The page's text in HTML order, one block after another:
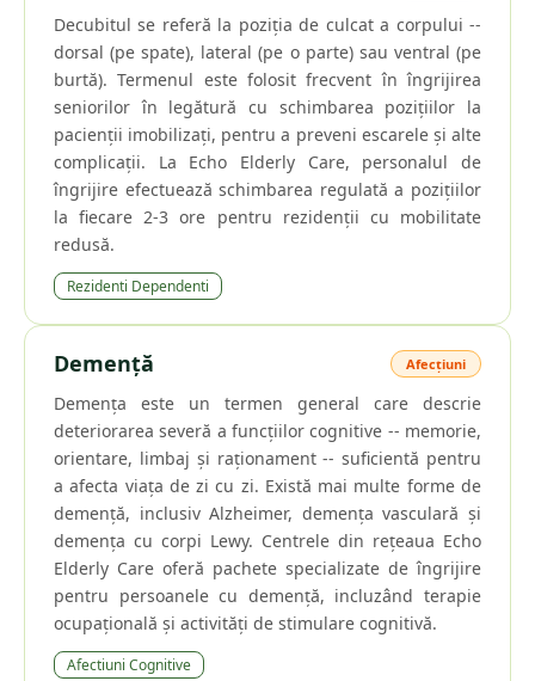
Decubitul se referă la poziția de culcat a corpului --
dorsal (pe spate), lateral (pe o parte) sau ventral (pe
burtă). Termenul este folosit frecvent în îngrijirea
seniorilor în legătură cu schimbarea pozițiilor la
pacienții imobilizați, pentru a preveni escarele și alte
complicații. La Echo Elderly Care, personalul de
îngrijire efectuează schimbarea regulată a pozițiilor
la fiecare 2-3 ore pentru rezidenții cu mobilitate
redusă.
Rezidenti Dependenti
Demență Afecțiuni
Demența este un termen general care descrie
deteriorarea severă a funcțiilor cognitive -- memorie,
orientare, limbaj și raționament -- suficientă pentru
a afecta viața de zi cu zi. Există mai multe forme de
demență, inclusiv Alzheimer, demența vasculară și
demența cu corpi Lewy. Centrele din rețeaua Echo
Elderly Care oferă pachete specializate de îngrijire
pentru persoanele cu demență, incluzând terapie
ocupațională și activități de stimulare cognitivă.
Afectiuni Cognitive